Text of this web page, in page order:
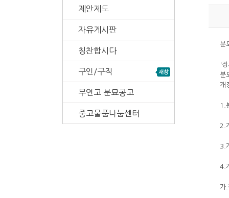
분
'
분
개
1.
2.
3.
4.
가
제안제도
자유게시판
칭찬합시다
구인/구직
무연고 분묘공고
중고물품나눔센터